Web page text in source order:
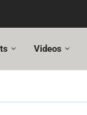
Videos